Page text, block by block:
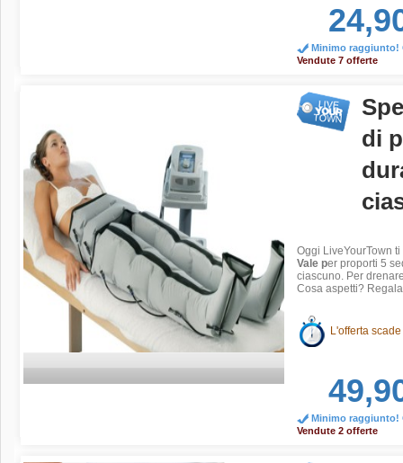
Minimo raggiunto!
Vendute 7 offerte
di
Oggi LiveYourTown
Vale per proporti 5
ciascuno. Per
Cosa aspetti?
L'offerta
Minimo raggiunto!
Vendute 2 offerte